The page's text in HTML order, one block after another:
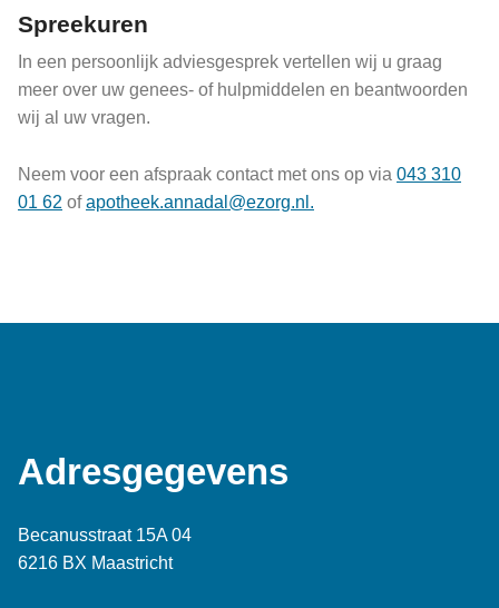
Spreekuren
In een persoonlijk adviesgesprek vertellen wij u graag
meer over uw genees- of hulpmiddelen en beantwoorden
wij al uw vragen.
Neem voor een afspraak contact met ons op via 043 310
01 62 ofapotheek.annadal@ezorg.nl.
Adresgegevens
Becanusstraat 15A 04
6216 BX Maastricht